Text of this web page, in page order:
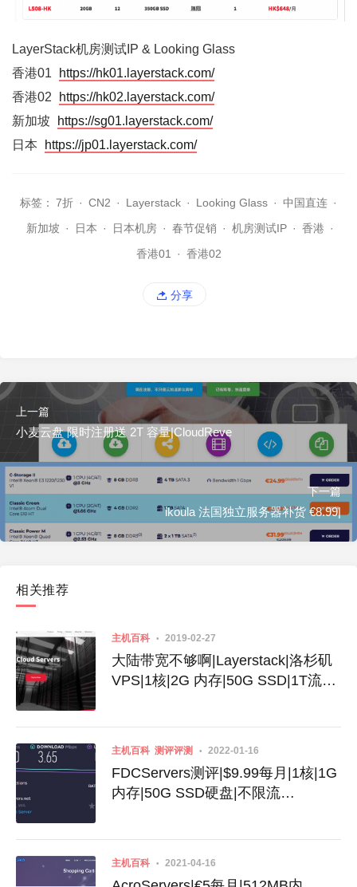
LayerStack机房测试IP & Looking Glass
香港01
https://hk01.layerstack.com/
香港02
https://hk02.layerstack.com/
新加坡
https://sg01.layerstack.com/
日本
https://jp01.layerstack.com/
标签： 7折 · CN2 · Layerstack · Looking Glass · 中国直连 ·
新加坡 · 日本 · 日本机房 · 春节促销 · 机房测试IP · 香港 ·
香港01
· 香港02
分享
上一篇
小麦云盘 限时注册送 2T 容量|CloudReve
下一篇
ikoula 法国独立服务器补货 €8.99|
相关推荐
主机百科 2019-02-27
大陆带宽不够啊|Layerstack|洛杉矶
VPS|1核|2G 内存|50G SSD|1T流
主机百科 测评评测 2022-01-16
FDCServers测评|$9.99每月|1核|1G
内存|50G SSD硬盘|不限流
主机百科 2021-04-16